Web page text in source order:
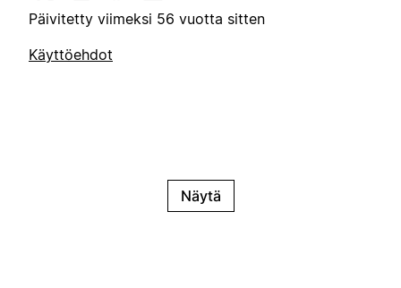
Päivitetty viimeksi 56 vuotta sitten
Käyttöehdot
Näytä